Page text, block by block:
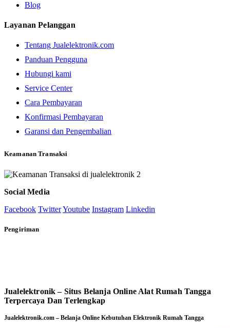
Blog
Layanan Pelanggan
Tentang Jualelektronik.com
Panduan Pengguna
Hubungi kami
Service Center
Cara Pembayaran
Konfirmasi Pembayaran
Garansi dan Pengembalian
Keamanan Transaksi
Social Media
Facebook TwitterYoutube Instagram Linkedin
Pengiriman
Jualelektronik – Situs Belanja Online Alat Rumah Tangga
Terpercaya Dan Terlengkap
Jualelektronik.com – Belanja Online Kebutuhan Elektronik Rumah Tangga